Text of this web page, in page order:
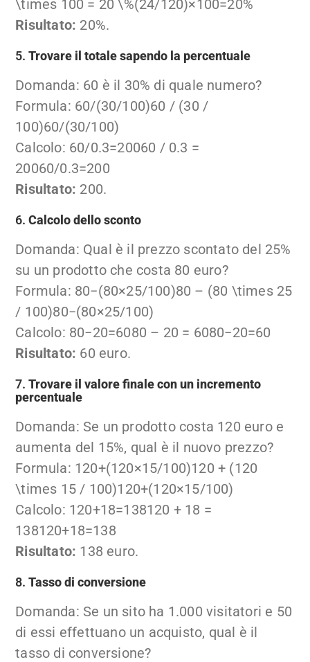
\times 100 = 20 \%(24/120)×100=20%
Risultato: 20%.
5.Trovare il totale sapendo la percentuale
Domanda: 60 è il 30% di quale numero?
Formula: 60/(30/100)60 / (30 /
100)60/(30/100)
Calcolo: 60/0.3=20060 / 0.3 =
20060/0.3=200
Risultato: 200.
6.Calcolo dello sconto
Domanda: Qual è il prezzo scontato del 25%
su un prodotto che costa 80 euro?
Formula: 80−(80×25/100)80 – (80 \times 25
/ 100)80−(80×25/100)
Calcolo: 80−20=6080 – 20 = 6080−20=60
Risultato: 60 euro.
7.Trovare il valore finale con un incremento
percentuale
Domanda: Se un prodotto costa 120 euro e
aumenta del 15%, qual è il nuovo prezzo?
Formula: 120+(120×15/100)120 + (120
\times 15 / 100)120+(120×15/100)
Calcolo: 120+18=138120 + 18 =
138120+18=138
Risultato: 138 euro.
8.Tasso di conversione
Domanda: Se un sito ha 1.000 visitatori e 50
di essi effettuano un acquisto, qual è il
tasso di conversione?